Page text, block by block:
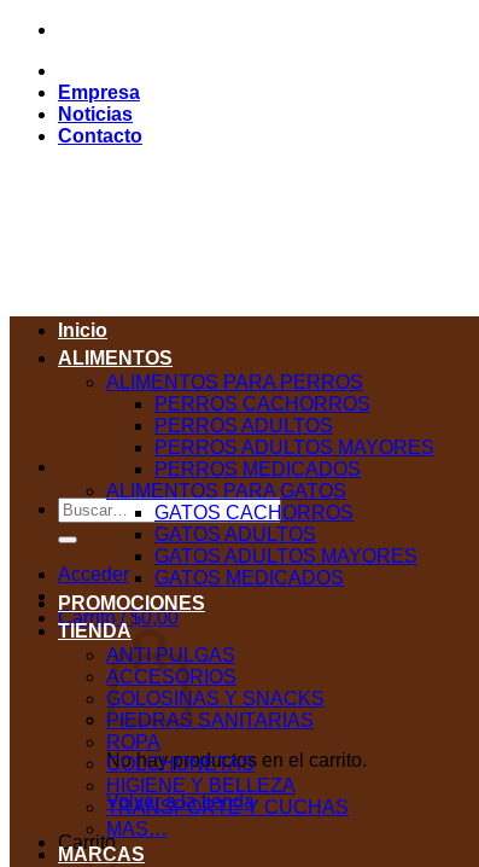
Saltar
contenido
Empresa
Noticias
Contacto
Buscar
por:
Acceder
Carrito /$0,00
No hay productos en el carrito.
Volver a la tienda
Carrito
Inicio
ALIMENTOS
ALIMENTOS PARA PERROS
PERROS CACHORROS
PERROS ADULTOS
PERROS ADULTOS MAYORES
PERROS MEDICADOS
ALIMENTOS PARA GATOS
GATOS CACHORROS
GATOS ADULTOS
GATOS ADULTOS MAYORES
GATOS MEDICADOS
PROMOCIONES
TIENDA
ANTI PULGAS
ACCESORIOS
GOLOSINAS Y SNACKS
PIEDRAS SANITARIAS
ROPA
COLCHONETAS
HIGIENE Y BELLEZA
TRANSPORTE Y CUCHAS
MAS…
MARCAS